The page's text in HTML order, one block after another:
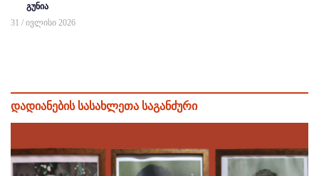
გუნია
31 / ივლისი 2026
დადიანების სასახლეთა საგანძური